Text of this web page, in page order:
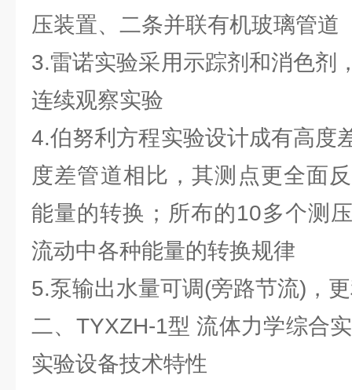
压装置、二条并联有机玻璃管道
3.雷诺实验采用示踪剂和消色剂
连续观察实验
4.伯努利方程实验设计成有高度
度差管道相比，其测点更全面
能量的转换；所布的10多个测
流动中各种能量的转换规律
5.泵输出水量可调(旁路节流)，
二、TYXZH-1型 流体力学综合
实验设备技术特性